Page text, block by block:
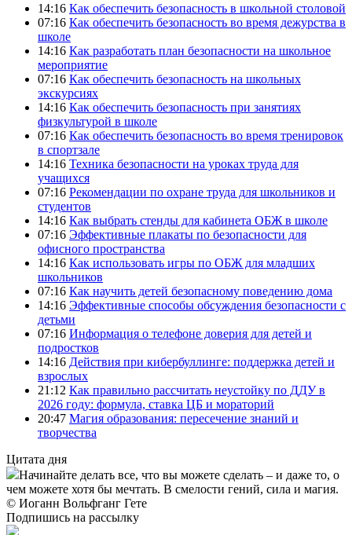
14:16 Как обеспечить безопасность в школьной столовой
07:16 Как обеспечить безопасность во время дежурства в
школе
14:16 Как разработать план безопасности на школьное
мероприятие
07:16 Как обеспечить безопасность на школьных
экскурсиях
14:16 Как обеспечить безопасность при занятиях
физкультурой в школе
07:16 Как обеспечить безопасность во время тренировок
в спортзале
14:16 Техника безопасности на уроках труда для
учащихся
07:16 Рекомендации по охране труда для школьников и
студентов
14:16 Как выбрать стенды для кабинета ОБЖ в школе
07:16 Эффективные плакаты по безопасности для
офисного пространства
14:16 Как использовать игры по ОБЖ для младших
школьников
07:16 Как научить детей безопасному поведению дома
14:16 Эффективные способы обсуждения безопасности с
детьми
07:16 Информация о телефоне доверия для детей и
подростков
14:16 Действия при кибербуллинге: поддержка детей и
взрослых
21:12 Как правильно рассчитать неустойку по ДДУ в
2026 году: формула, ставка ЦБ и мораторий
20:47 Магия образования: пересечение знаний и
творчества
Цитата дня
Начинайте делать все, что вы можете сделать – и даже то, о
чем можете хотя бы мечтать. В смелости гений, сила и магия.
© Иоганн Вольфганг Гете
Подпишись на рассылку